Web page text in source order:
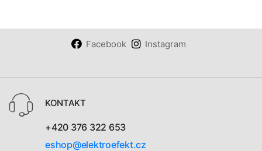
Facebook Instagram
KONTAKT
+420 376 322 653
eshop@elektroefekt.cz